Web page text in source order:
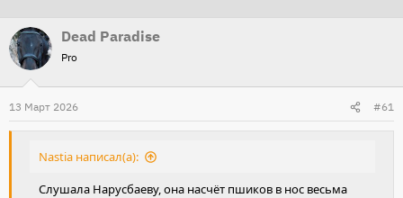
о
р
т
е
м
а
а
а
л
Dead Paradise
Pro
13 Март 2026 #61
Nastia написал(а):
Слушала Нарусбаеву, она насчёт пшиков в нос весьма